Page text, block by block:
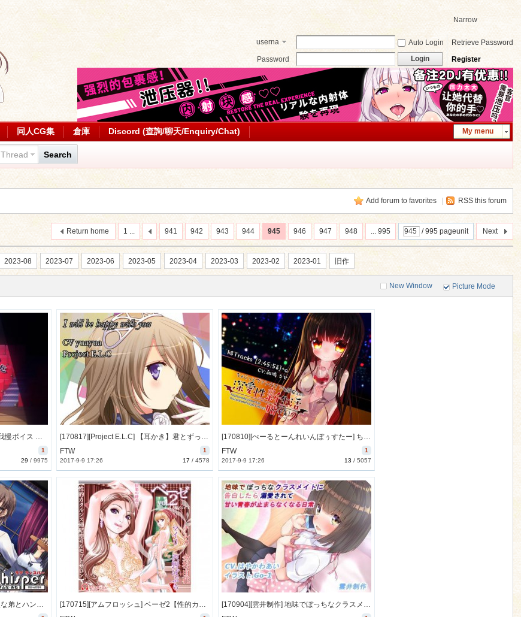
Narrow
userna
Auto Login
Retrieve Password
Password
Login Register
My menu
同人CG集 倉庫 Discord (查詢/聊天/Enquiry/Chat)
Thread Search
Add forum to favorites RSS this forum
1 ... 941 942 943 944 945 946 947 948 ... 995 / 995 pageunit Next
Return home
2023-08 2023-07 2023-06 2023-05 2023-04 2023-03 2023-02 2023-01 旧作
New Window Picture Mode
[170821][qpStudio] 地獄の射精我慢ボイス 大勢の女子に囲まれながら死ぬほど辛い寸止めいじめを受けてもらうからね♪ [179M] [RJ205615]
1
29 /9975
[170817][Project E.L.C] 【耳かき】君とずっと幸せに【マッサージ】 [149M] [RJ206355]
1
FTW
17 /4578
2017-9-9 17:26
[170810][ぺーるとーんれいんぼぅすたー] ちょこっとヴァンパイアな彼女との深愛性新婚生活(仮)PART2 [578M] [RJ202158]
1
FTW
13 /5057
2017-9-9 17:26
[170725][MooNSHINeR] 男の娘な弟とハンサムなあね [493M] [RJ204177] [170715][アムフロッシュ] ベーゼ2【性的カタルシス帰結型モルモットサロン】 [474M] [RJ203811] [170904][雲井制作] 地味でぼっちなクラスメイトに告白したら溺愛されて甘い青春が止まらなくなる日常 [78M] [RJ207915]